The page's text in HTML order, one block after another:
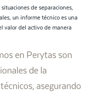
situaciones de separaciones,
un informe técnico es una
valor del activo de manera
en Perytas son
de la
asegurando